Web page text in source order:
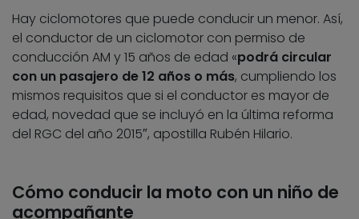
Hay ciclomotores que puede conducir un menor. Así,
el conductor de un ciclomotor con permiso de
conducción AM y 15 años de edad «podrá circular
con un pasajero de 12 años o más, cumpliendo los
mismos requisitos que si el conductor es mayor de
edad, novedad que se incluyó en la última reforma
del RGC del año 2015″, apostilla Rubén Hilario.
Cómo conducir la moto con un niño de
acompañante